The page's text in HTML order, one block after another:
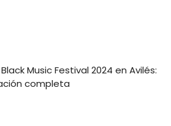
Music Festival 2024 en Avilés:
completa